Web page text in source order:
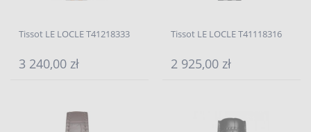
Tissot LE LOCLE T41218333
3 240,00 zł
Tissot LE LOCLE T41118316
2 925,00 zł